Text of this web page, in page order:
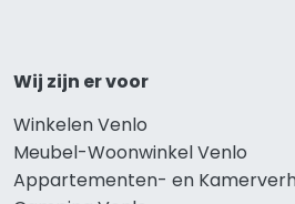
Wij zijn er voor
Winkelen Venlo
Meubel-Woonwinkel Venlo
Appartementen- en